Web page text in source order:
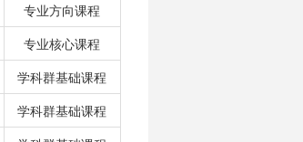
专业方向课程
专业核心课程
学科群基础课程
学科群基础课程